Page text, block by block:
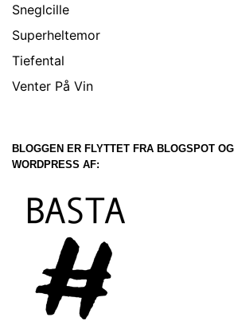
Sneglcille
Superheltemor
Tiefental
Venter På Vin
BLOGGEN ER FLYTTET FRA BLOGSPOT OG
WORDPRESS AF: